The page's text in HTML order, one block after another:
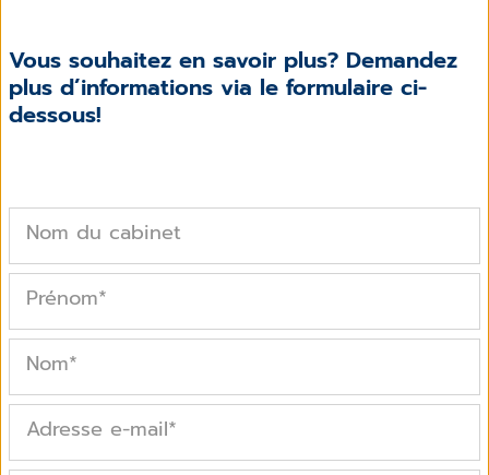
Vous souhaitez en savoir plus? Demandez
plus d’informations via le formulaire ci-
dessous!
Nom du cabinet
Prénom*
Nom*
Adresse e-mail*